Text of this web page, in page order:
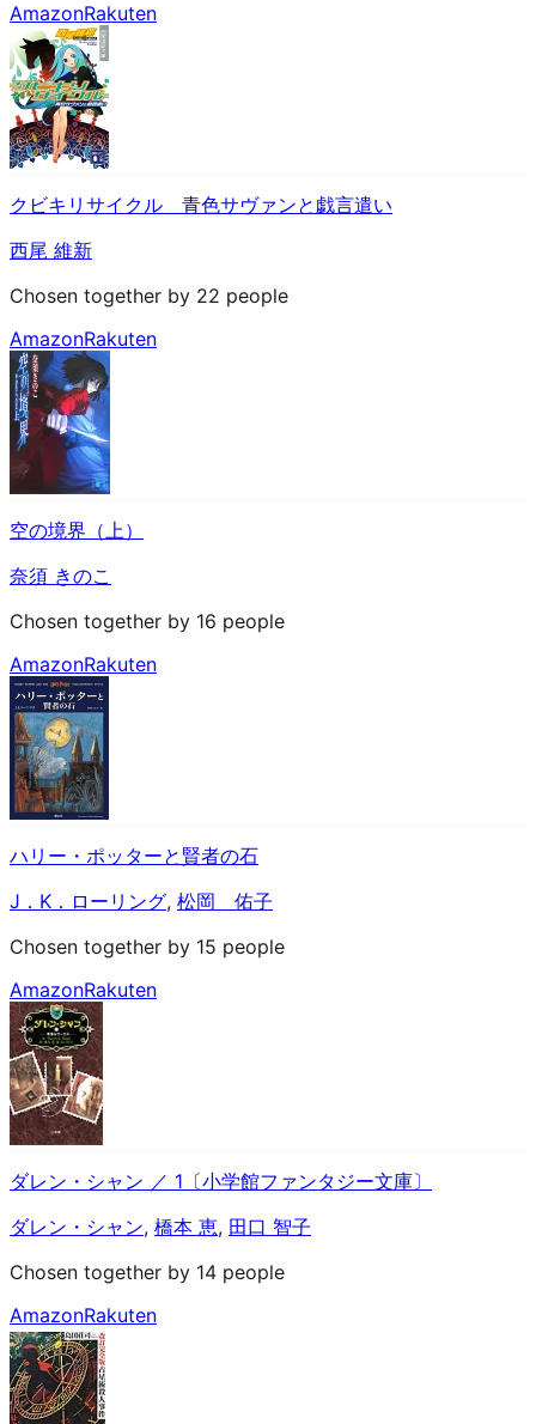
AmazonRakuten
クビキリサイクル 青色サヴァンと戯言遣い
西尾 維新
Chosen together by 22 people
AmazonRakuten
空の境界（上）
奈須 きのこ
Chosen together by 16 people
AmazonRakuten
ハリー・ポッターと賢者の石
J．K．ローリング, 松岡 佑子
Chosen together by 15 people
AmazonRakuten
ダレン・シャン ／ 1〔小学館ファンタジー文庫〕
ダレン・シャン, 橋本 恵, 田口 智子
Chosen together by 14 people
AmazonRakuten